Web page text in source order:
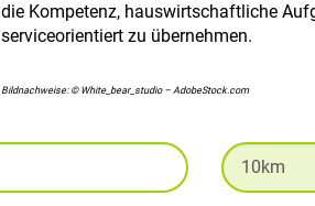
die Kompetenz, hauswirtschaftliche
serviceorientiert zu übernehmen.
Bildnachweise: © White_bear_studio – AdobeStock.com